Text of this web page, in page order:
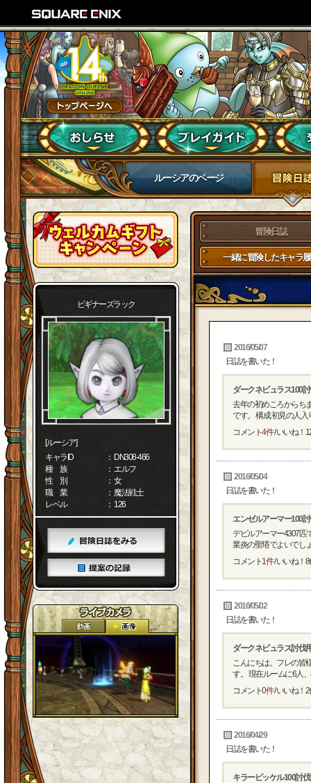
ルーシアのページ
ビギナーズラック
[ルーシア]
キャラID
： DN308-466
種 族
： エルフ
性 別
： 女
職 業
： 魔法戦士
レベル
： 126
冒険日誌
一緒に冒険したキャラ
2016/05/07
日誌を書いた！
ダークネビュラス100
去年の初めころからち
です。 構成 初見の人入
コメント4件/ いいね！
2016/05/04
日誌を書いた！
エンゼルアーマー100
デビルアーマー4307匹
業炎の聖塔でよいでし
コメント1件/ いいね！ 8
2016/05/02
日誌を書いた！
ダークネビュラス討伐
こんにちは。フレの皆
す。 現在ルームに6人
コメント0件/ いいね！ 2
2016/04/29
日誌を書いた！
キラーピッケル100討